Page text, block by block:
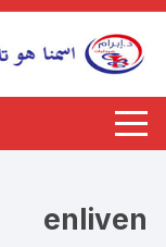
التجاوز
المحتوى
enliven